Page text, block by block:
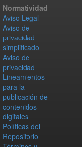
Normatividad
Aviso Legal
Aviso de
privacidad
simplificado
Aviso de
privacidad
Lineamientos
para la
publicación de
contenidos
digitales
Políticas del
Repositorio